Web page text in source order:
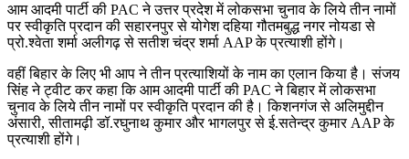
आम आदमी पार्टी की PAC ने उत्तर प्रदेश में लोकसभा चुनाव के लिये तीन नामों
पर स्वीकृति प्रदान की सहारनपुर से योगेश दहिया गौतमबुद्ध नगर नोयडा से
प्रो.श्वेता शर्मा अलीगढ़ से सतीश चंद्र शर्मा AAP के प्रत्याशी होंगे।
वहीं बिहार के लिए भी आप ने तीन प्रत्याशियों के नाम का एलान किया है। संजय
सिंह ने ट्वीट कर कहा कि आम आदमी पार्टी की PAC ने बिहार में लोकसभा
चुनाव के लिये तीन नामों पर स्वीकृति प्रदान की है। किशनगंज से अलिमुद्दीन
अंसारी, सीतामढ़ी डॉ.रघुनाथ कुमार और भागलपुर से ई.सतेन्द्र कुमार AAP के
प्रत्याशी होंगे।